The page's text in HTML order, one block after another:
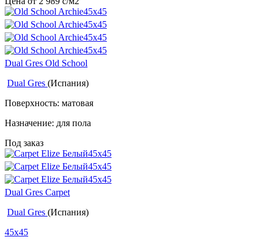
Dual Gres Old School
Dual Gres (Испания)
Поверхность: матовая
Назначение: для пола
Под заказ
Dual Gres Carpet
Dual Gres (Испания)
45x45